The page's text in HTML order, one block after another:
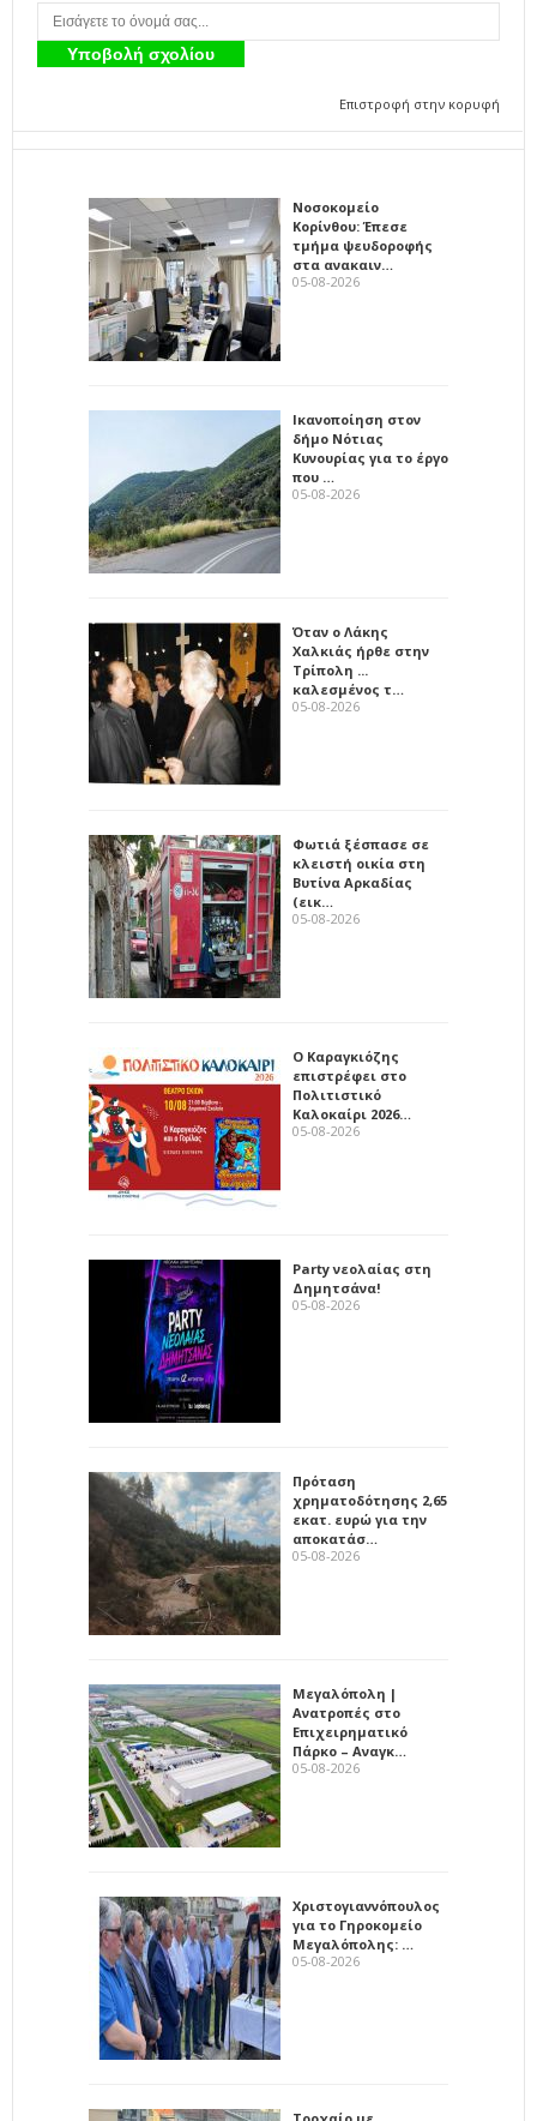
Επιστροφή στην κορυφή
Νοσοκομείο
Κορίνθου: Έπεσε
τμήμα ψευδοροφής
στα ανακαιν…
05-08-2026
Ικανοποίηση στον
δήμο Νότιας
Κυνουρίας για το έργο
που …
05-08-2026
Όταν ο Λάκης
Χαλκιάς ήρθε στην
Τρίπολη ...
καλεσμένος τ…
05-08-2026
Φωτιά ξέσπασε σε
κλειστή οικία στη
Βυτίνα Αρκαδίας
(εικ…
05-08-2026
Ο Καραγκιόζης
επιστρέφει στο
Πολιτιστικό
Καλοκαίρι 2026…
05-08-2026
Party νεολαίας στη
Δημητσάνα!
05-08-2026
Πρόταση
χρηματοδότησης 2,65
εκατ. ευρώ για την
αποκατάσ…
05-08-2026
Μεγαλόπολη |
Ανατροπές στο
Επιχειρηματικό
Πάρκο – Αναγκ…
05-08-2026
Χριστογιαννόπουλος
για το Γηροκομείο
Μεγαλόπολης: …
05-08-2026